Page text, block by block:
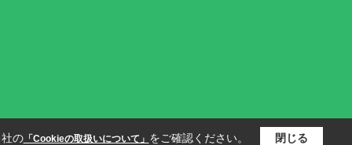
の「Cookieの取扱いについて」 をご確認ください。 閉じる